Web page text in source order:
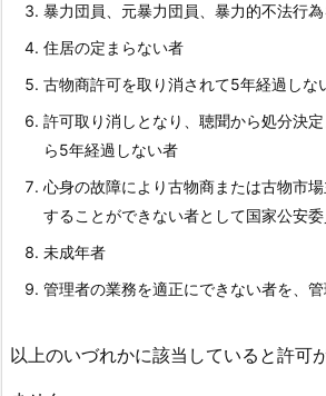
請
す
る
3
つ
の
簡
ハ
暴力団員、元暴力団員、暴力的不法行
住居の定まらない者
古物商許可を取り消されて5年経過しな
許可取り消しとなり、聴聞から処分決
ら5年経過しない者
心身の故障により古物商または古物市
することができない者として国家公安
未成年者
管理者の業務を適正にできない者を、
以上のいづれかに該当していると許可